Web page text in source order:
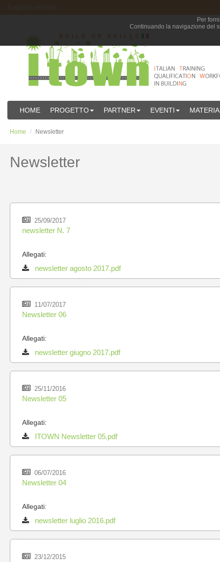
HOME PROGETTO PARTNER EVENTI
Home Newsletter
Newsletter
25/09/2017
newsletter N. 7
Allegati:
newsletter agosto 2017.pdf
11/07/2017
Newsletter 06
Allegati:
newsletter giugno 2017.pdf
25/11/2016
Newsletter 05
Allegati:
ITOWN Newsletter 05.pdf
06/07/2016
Newsletter 04
Allegati:
newsletter luglio 2016.pdf
23/12/2015
Per
Continuando la navigazione del